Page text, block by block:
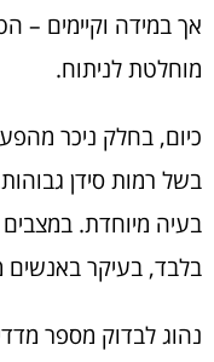
אך במידה וקיימים –
מוחלטת לניתוח.
כיום, בחלק ניכר
בשל רמות סידן
בעיה מיוחדת.
בלבד, בעיקר באנשים
נהוג לבדוק מספר